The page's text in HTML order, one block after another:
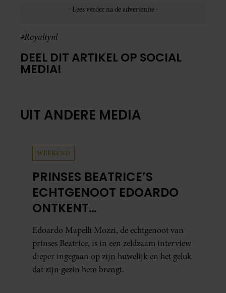
#Royaltynl
DEEL DIT ARTIKEL OP SOCIAL
MEDIA!
UIT ANDERE MEDIA
WEEKEND
PRINSES BEATRICE’S
ECHTGENOOT EDOARDO
ONTKENT
HUWELIJKSPROBLEMEN
Edoardo Mapelli Mozzi, de echtgenoot van
prinses Beatrice, is in een zeldzaam interview
dieper ingegaan op zijn huwelijk en het geluk
dat zijn gezin hem brengt.